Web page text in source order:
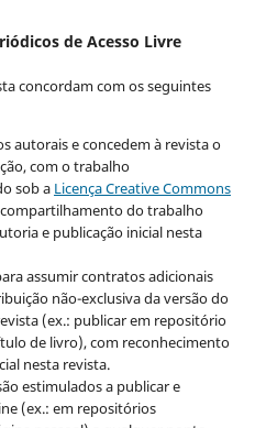
de Acesso Livre
concordam com os seguintes
autorais e concedem à revista o
com o trabalho
sob a Licença Creative Commons
do trabalho
e publicação inicial nesta
assumir contratos adicionais
não-exclusiva da versão do
(ex.: publicar em repositório
de livro), com reconhecimento
nesta revista.
estimulados a publicar e
(ex.: em repositórios